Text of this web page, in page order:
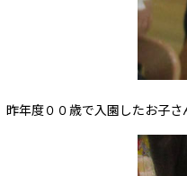
昨年度００歳で入園したお子さ